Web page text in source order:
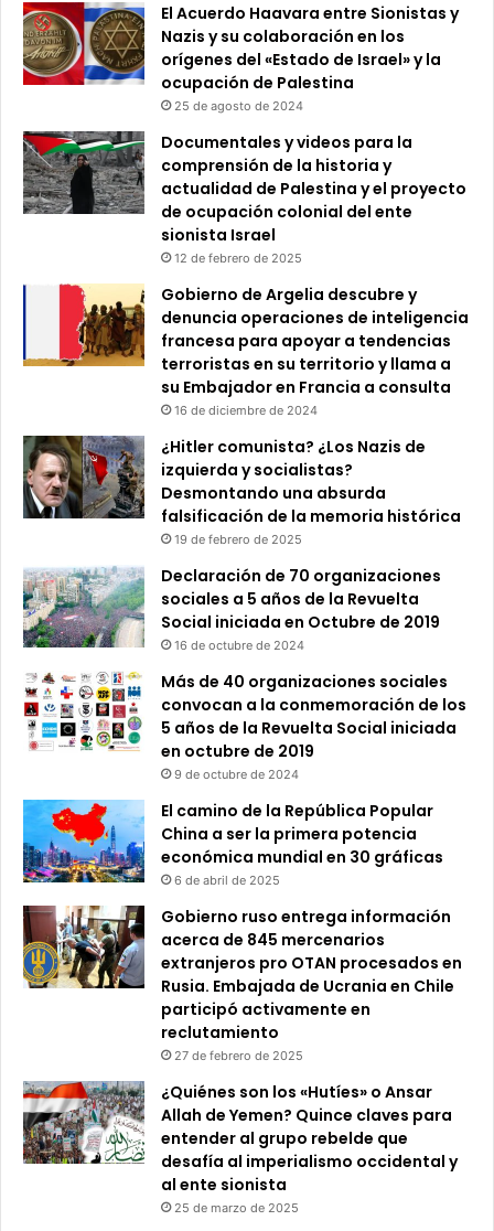
El Acuerdo Haavara entre Sionistas y
Nazis y su colaboración en los
orígenes del «Estado de Israel» y la
ocupación de Palestina
25 de agosto de 2024
Documentales y videos para la
comprensión de la historia y
actualidad de Palestina y el proyecto
de ocupación colonial del ente
sionista Israel
12 de febrero de 2025
Gobierno de Argelia descubre y
denuncia operaciones de inteligencia
francesa para apoyar a tendencias
terroristas en su territorio y llama a
su Embajador en Francia a consulta
16 de diciembre de 2024
¿Hitler comunista? ¿Los Nazis de
izquierda y socialistas?
Desmontando una absurda
falsificación de la memoria histórica
19 de febrero de 2025
Declaración de 70 organizaciones
sociales a 5 años de la Revuelta
Social iniciada en Octubre de 2019
16 de octubre de 2024
Más de 40 organizaciones sociales
convocan a la conmemoración de los
5 años de la Revuelta Social iniciada
en octubre de 2019
9 de octubre de 2024
El camino de la República Popular
China a ser la primera potencia
económica mundial en 30 gráficas
6 de abril de 2025
Gobierno ruso entrega información
acerca de 845 mercenarios
extranjeros pro OTAN procesados en
Rusia. Embajada de Ucrania en Chile
participó activamente en
reclutamiento
27 de febrero de 2025
¿Quiénes son los «Hutíes» o Ansar
Allah de Yemen? Quince claves para
entender al grupo rebelde que
desafía al imperialismo occidental y
al ente sionista
25 de marzo de 2025